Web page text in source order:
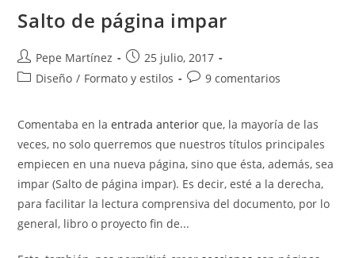
Salto de página impar
Autor
de
Pepe Martínez
Publicación
de
la
25 julio, 2017
Categoría
entrada:
Diseño / Formato y estilos
Comentarios
entrada:
9 comentarios
Comentaba en laentrada anterior que, la mayoría de las
veces, no solo querremos que nuestros títulos principales
empiecen en una nueva página, sino que ésta, además, sea
impar (Salto de página impar). Es decir, esté a la derecha,
para facilitar la lectura comprensiva del documento, por lo
general, libro o proyecto fin de...